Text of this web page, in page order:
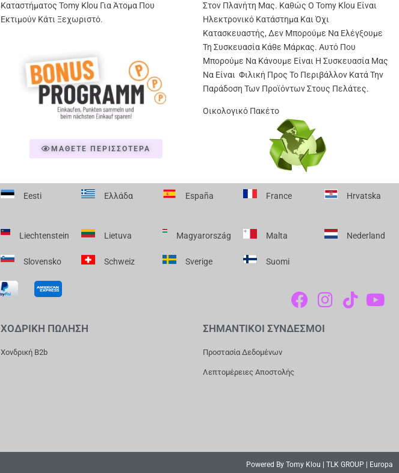
Καταστήματος Tomy Klou Για Άτομα Που
Εκτιμούν Κάτι Ξεχωριστό.
ΜΑΘΕΤΕ ΠΕΡΙΣΣΟΤΕΡΑ
Στον Πλανήτη Μας. Καθώς Ο Tomy Klou Είναι
Ηλεκτρονικό Κατάστημα Και Όχι
Κατασκευαστής, Δεν Μπορούμε Να Ελέγξουμε
Τη Συσκευασία Κάθε Μάρκας. Αυτό Που
Μπορούμε Να Κάνουμε Είναι Η Συσκευασία Μας
Να Είναι Φιλική Προς Το Περιβάλλον Κατά Την
Παράδοση Των Προϊόντων Στους Πελάτες.
Οικολογικό Πακέτο
Eesti Ελλάδα España France Hrvatska
Liechtenstein Lietuva Magyarország Malta Nederland
Slovensko Schweiz Sverige Suomi
F
A
C
I
N
S
T
I
Y
O
ΧΟΔΡΙΚΗ ΠΩΛΗΣΗ
Χονδρική B2b
ΣΗΜΑΝΤΙΚΟΙ ΣΥΝΔΕΣΜΟΙ
Προστασία Δεδομένων
Λεπτομέρειες Αποστολής
Powered By Tomy Klou | TLK GROUP | Europa